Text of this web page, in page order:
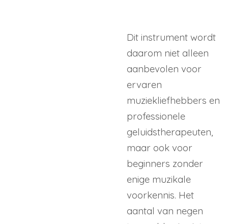
Dit instrument wordt
daarom niet alleen
aanbevolen voor
ervaren
muziekliefhebbers en
professionele
geluidstherapeuten,
maar ook voor
beginners zonder
enige muzikale
voorkennis. Het
aantal van negen